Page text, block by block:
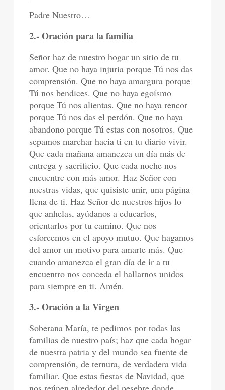
Padre Nuestro…
2.- Oración para la familia
Señor haz de nuestro hogar un sitio de tu
amor. Que no haya injuria porque Tú nos das
comprensión. Que no haya amargura porque
Tú nos bendices. Que no haya egoísmo
porque Tú nos alientas. Que no haya rencor
porque Tú nos das el perdón. Que no haya
abandono porque Tú estas con nosotros. Que
sepamos marchar hacia ti en tu diario vivir.
Que cada mañana amanezca un día más de
entrega y sacrificio. Que cada noche nos
encuentre con más amor. Haz Señor con
nuestras vidas, que quisiste unir, una página
llena de ti. Haz Señor de nuestros hijos lo
que anhelas, ayúdanos a educarlos,
orientarlos por tu camino. Que nos
esforcemos en el apoyo mutuo. Que hagamos
del amor un motivo para amarte más. Que
cuando amanezca el gran día de ir a tu
encuentro nos conceda el hallarnos unidos
para siempre en ti. Amén.
3.- Oración a la Virgen
Soberana María, te pedimos por todas las
familias de nuestro país; haz que cada hogar
de nuestra patria y del mundo sea fuente de
comprensión, de ternura, de verdadera vida
familiar. Que estas fiestas de Navidad, que